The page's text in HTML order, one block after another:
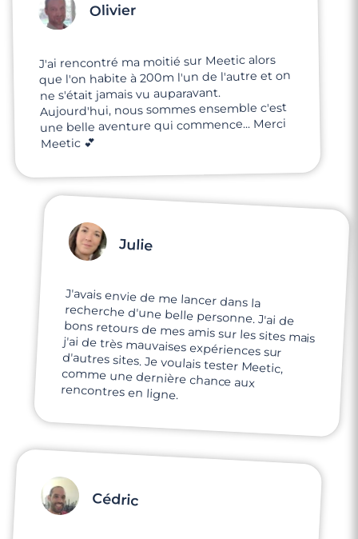
Olivier
J'ai rencontré ma moitié sur Meetic alors
que l'on habite à 200m l'un de l'autre et on
ne s'était jamais vu auparavant.
Aujourd'hui, nous sommes ensemble c'est
une belle aventure qui commence... Merci
Meetic 💕
Julie
J'avais envie de me lancer dans la
recherche d'une belle personne. J'ai de
bons retours de mes amis sur les sites mais
j'ai de très mauvaises expériences sur
d'autres sites. Je voulais tester Meetic,
comme une dernière chance aux
rencontres en ligne.
Cédric